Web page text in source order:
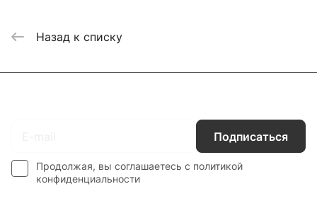
Назад к списку
Подписаться
Продолжая, вы соглашаетесь с политикой
конфиденциальности